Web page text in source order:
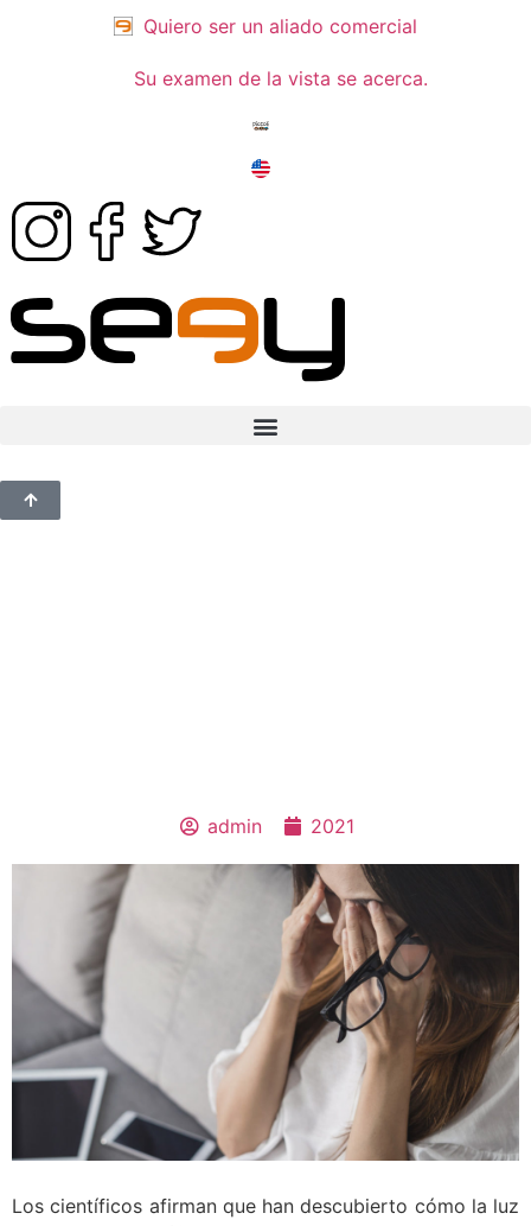
Quiero ser un aliado comercial
Su examen de la vista se acerca.
admin 2021
Los científicos afirman que han descubierto cómo la luz